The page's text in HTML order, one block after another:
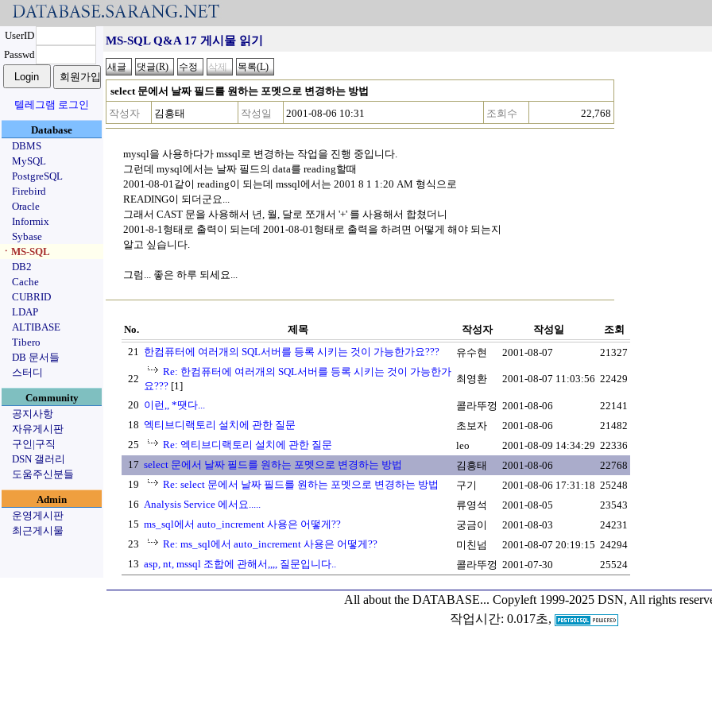
UserID
Passwd
텔레그램 로그인
Database
DBMS
MySQL
PostgreSQL
Firebird
Oracle
Informix
Sybase
ㆍMS-SQL
DB2
Cache
CUBRID
LDAP
ALTIBASE
Tibero
DB 문서들
스터디
Community
공지사항
자유게시판
구인|구직
DSN 갤러리
도움주신분들
Admin
운영게시판
최근게시물
MS-SQL Q&A 17 게시물 읽기
select 문에서 날짜 필드를 원하는 포멧으로 변경하는 방법
작성자
김흥태 작성일 2001-08-06 10:31 조회수 22,768
mysql을 사용하다가 mssql로 변경하는 작업을 진행 중입니다.
그런데 mysql에서는 날짜 필드의 data를 reading할때
2001-08-01같이 reading이 되는데 mssql에서는 2001 8 1 1:20 AM 형식으로
READING이 되더군요...
그래서 CAST 문을 사용해서 년, 월, 달로 쪼개서 '+' 를 사용해서 합쳤더니
2001-8-1형태로 출력이 되는데 2001-08-01형태로 출력을 하려면 어떻게 해야 되는지
알고 싶습니다.
그럼... 좋은 하루 되세요...
No. 제목 작성자 작성일
조회
21 한컴퓨터에 여러개의 SQL서버를 등록 시키는 것이 가능한가요??? 유수현 2001-08-07 21327
22
Re: 한컴퓨터에 여러개의 SQL서버를 등록 시키는 것이 가능한가
요??? [1]
최영환 2001-08-07 11:03:56 22429
20 이런,, *땟다... 콜라뚜껑 2001-08-06
22141
18 엑티브디랙토리 설치에 관한 질문 초보자 2001-08-06
21482
25
Re: 엑티브디랙토리 설치에 관한 질문 leo 2001-08-09 14:34:29 22336
17 select 문에서 날짜 필드를 원하는 포멧으로 변경하는 방법 김흥태 2001-08-06
22768
19
Re: select 문에서 날짜 필드를 원하는 포멧으로 변경하는 방법 구기 2001-08-06 17:31:18 25248
16 Analysis Service 에서요..... 류영석 2001-08-05
23543
15 ms_sql에서 auto_increment 사용은 어떻게?? 궁금이 2001-08-03
24231
23
Re: ms_sql에서 auto_increment 사용은 어떻게?? 미친넘 2001-08-07 20:19:15 24294
13 asp, nt, mssql 조합에 관해서,,,, 질문입니다.. 콜라뚜껑 2001-07-30 25524
All about the DATABASE... Copyleft 1999-2025 DSN, All rights
작업시간: 0.017초,